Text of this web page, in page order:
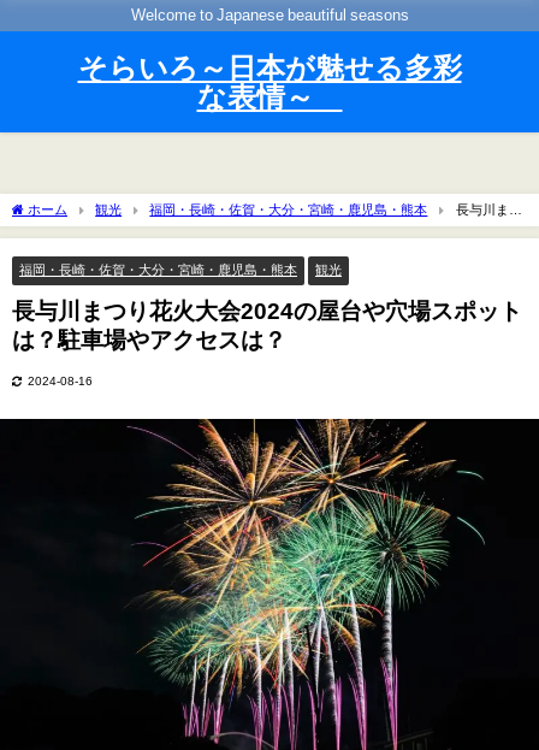
Welcome to Japanese beautiful seasons
そらいろ～日本が魅せる多彩
な表情～
ホーム 観光 福岡・長崎・佐賀・大分・宮崎・鹿児島・熊本
長与川まつ
り花火大会2024の屋台や穴場スポットは？駐車場やアクセスは？
福岡・長崎・佐賀・大分・宮崎・鹿児島・熊本 観光
長与川まつり花火大会2024の屋台や穴場スポット
は？駐車場やアクセスは？
2024-08-16